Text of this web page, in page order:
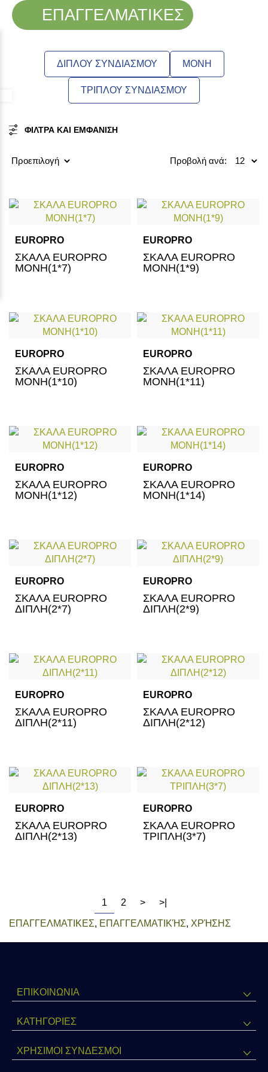
ΕΠΑΓΓΕΛΜΑΤΙΚΕΣ
ΔΙΠΛΟΥ ΣΥΝΔΙΑΣΜΟΥ ΜΟΝΗ
ΤΡΙΠΛΟΥ ΣΥΝΔΙΑΣΜΟΥ
ΦΙΛΤΡΑ ΚΑΙ ΕΜΦΑΝΙΣΗ
Προβολή ανά:
EUROPRO
ΣΚΑΛΑ EUROPRO
ΜΟΝΗ(1*7)
EUROPRO
ΣΚΑΛΑ EUROPRO
ΜΟΝΗ(1*9)
EUROPRO
ΣΚΑΛΑ EUROPRO
ΜΟΝΗ(1*10)
EUROPRO
ΣΚΑΛΑ EUROPRO
ΜΟΝΗ(1*11)
EUROPRO
ΣΚΑΛΑ EUROPRO
ΜΟΝΗ(1*12)
EUROPRO
ΣΚΑΛΑ EUROPRO
ΜΟΝΗ(1*14)
EUROPRO
ΣΚΑΛΑ EUROPRO
ΔΙΠΛΗ(2*7)
EUROPRO
ΣΚΑΛΑ EUROPRO
ΔΙΠΛΗ(2*9)
EUROPRO
ΣΚΑΛΑ EUROPRO
ΔΙΠΛΗ(2*11)
EUROPRO
ΣΚΑΛΑ EUROPRO
ΔΙΠΛΗ(2*12)
EUROPRO
ΣΚΑΛΑ EUROPRO
ΔΙΠΛΗ(2*13)
EUROPRO
ΣΚΑΛΑ EUROPRO
ΤΡΙΠΛΗ(3*7)
1 2 > >|
ΕΠΑΓΓΕΛΜΑΤΙΚΕΣ, ΕΠΑΓΓΕΛΜΑΤΙΚΉΣ, ΧΡΉΣΗΣ
ΕΠΙΚΟΙΝΩΝΙΑ
ΚΑΤΗΓΟΡΊΕΣ
ΧΡΗΣΙΜΟΙ ΣΥΝΔΕΣΜΟΙ
Προσβασιμότητα